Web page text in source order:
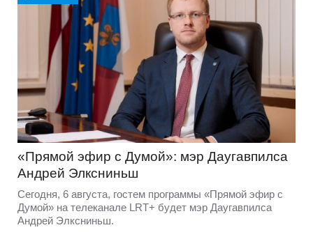
«Прямой эфир с Думой»: мэр Даугавпилса
Андрей Элксниньш
Сегодня, 6 августа, гостем программы «Прямой эфир с
Думой» на телеканале LRT+ будет мэр Даугавпилса
Андрей Элксниньш.